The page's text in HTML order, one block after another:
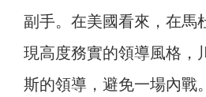
副手。在美國看來，在馬
現高度務實的領導風格，
斯的領導，避免一場內戰。